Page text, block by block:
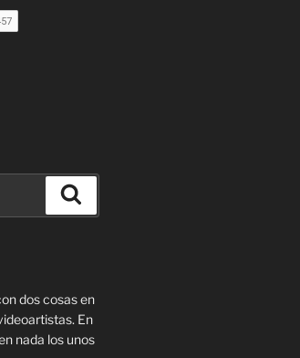
dos cosas en
En
nada los unos